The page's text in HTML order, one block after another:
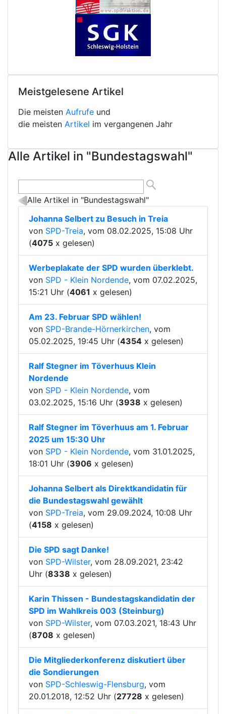
Meistgelesene Artikel
Die meisten Aufrufe und
die meisten Artikel im vergangenen Jahr
Alle Artikel in "Bundestagswahl"
Alle Artikel in "Bundestagswahl"
Johanna Selbert zu Besuch in Treia
von SPD-Treia, vom 08.02.2025, 15:08 Uhr
(4075 x gelesen)
Werbeplakate der SPD wurden überklebt.
von SPD - Klein Nordende, vom 07.02.2025,
15:21 Uhr (4061 x gelesen)
Am 23. Februar SPD wählen!
von SPD-Brande-Hörnerkirchen, vom
05.02.2025, 19:45 Uhr (4354 x gelesen)
Ralf Stegner im Töverhuus Klein
Nordende
von SPD - Klein Nordende, vom
03.02.2025, 15:16 Uhr (3938 x gelesen)
Ralf Stegner im Töverhuus am 1. Februar
2025 um 15:30 Uhr
von SPD - Klein Nordende, vom 31.01.2025,
18:01 Uhr (3906 x gelesen)
Johanna Selbert als Direktkandidatin für
die Bundestagswahl gewählt
von SPD-Treia, vom 29.09.2024, 10:08 Uhr
(4158 x gelesen)
Die SPD sagt Danke!
von SPD-Wilster, vom 28.09.2021, 23:42
Uhr (8338 x gelesen)
Karin Thissen - Bundestagskandidatin der
SPD im Wahlkreis 003 (Steinburg)
von SPD-Wilster, vom 07.03.2021, 18:43 Uhr
(8708 x gelesen)
Die Mitgliederkonferenz diskutiert über
die Sondierungen
von SPD-Schleswig-Flensburg, vom
20.01.2018, 12:52 Uhr (27728 x gelesen)